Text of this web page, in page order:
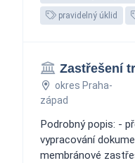
pravidelný úklid
Zastřešení
okres Praha-
západ
Podrobný popis: -
vypracování
membránové